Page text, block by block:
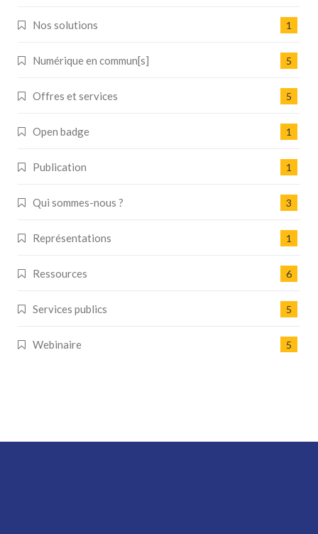
Nos solutions 1
Numérique en commun[s] 5
Offres et services 5
Open badge 1
Publication 1
Qui sommes-nous ? 3
Représentations 1
Ressources 6
Services publics 5
Webinaire 5